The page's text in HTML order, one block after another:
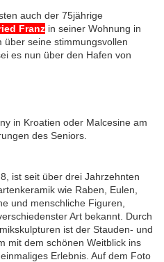
auch der 75jährige
Franz in seiner Wohnung in
seine stimmungsvollen
es nun über den Hafen von
in Kroatien oder Malcesine am
des Seniors.
ist seit über drei Jahrzehnten
wie Raben, Eulen,
und menschliche Figuren,
Art bekannt. Durch
ist der Stauden- und
mit dem schönen Weitblick ins
Erlebnis. Auf dem Foto